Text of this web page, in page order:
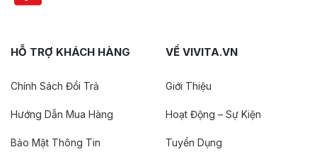
HỖ TRỢ KHÁCH HÀNG
Chính Sách Đổi Trả
Hướng Dẫn Mua Hàng
Bảo Mật Thông Tin
VỀ VIVITA.VN
Giới Thiệu
Hoạt Động – Sự Kiện
Tuyển Dụng